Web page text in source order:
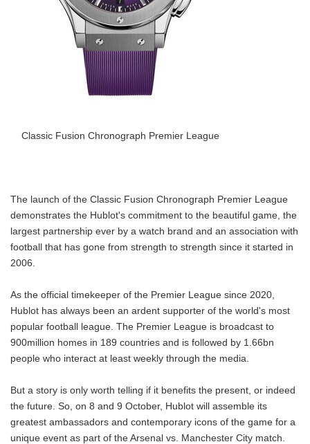
Classic Fusion Chronograph Premier League
The launch of the Classic Fusion Chronograph Premier League
demonstrates the Hublot's commitment to the beautiful game, the
largest partnership ever by a watch brand and an association with
football that has gone from strength to strength since it started in
2006.
As the official timekeeper of the Premier League since 2020,
Hublot has always been an ardent supporter of the world's most
popular football league. The Premier League is broadcast to
900million homes in 189 countries and is followed by 1.66bn
people who interact at least weekly through the media.
But a story is only worth telling if it benefits the present, or indeed
the future. So, on 8 and 9 October, Hublot will assemble its
greatest ambassadors and contemporary icons of the game for a
unique event as part of the Arsenal vs. Manchester City match.